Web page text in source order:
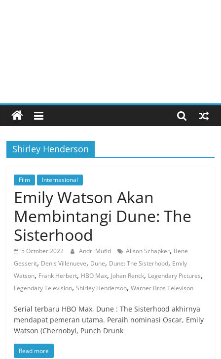
Shirley Henderson
Film Internasional
Emily Watson Akan
Membintangi Dune: The
Sisterhood
5 October 2022 Andri Mufid Alison Schapker, Bene
Gesserit, Denis Villenueve, Dune, Dune: The Sisterhood, Emily
Watson, Frank Herbert, HBO Max, Johan Renck, Legendary Pictures,
Legendary Television,Shirley Henderson,Warner Bros Televison
Serial terbaru HBO Max, Dune : The Sisterhood akhirnya
mendapat pemeran utama. Peraih nominasi Oscar, Emily
Watson (Chernobyl, Punch Drunk
Read more